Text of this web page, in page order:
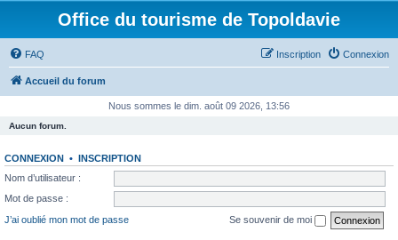
Office du tourisme de Topoldavie
FAQ Connexion
Inscription
Accueil du forum
Nous sommes le dim. août 09 2026, 13:56
Aucun forum.
CONNEXION • INSCRIPTION
Nom d’utilisateur :
Mot de passe :
J’ai oublié mon mot de passe
Se souvenir de moi